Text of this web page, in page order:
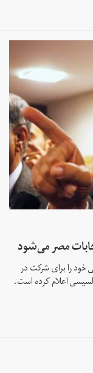
مصر می‌شود
خود را برای شرکت در
اعلام کرده است.